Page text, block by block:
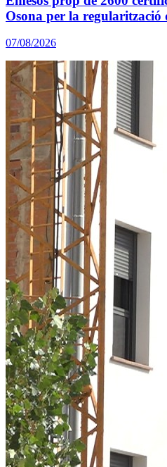
Osona per la regularització
07/08/2026